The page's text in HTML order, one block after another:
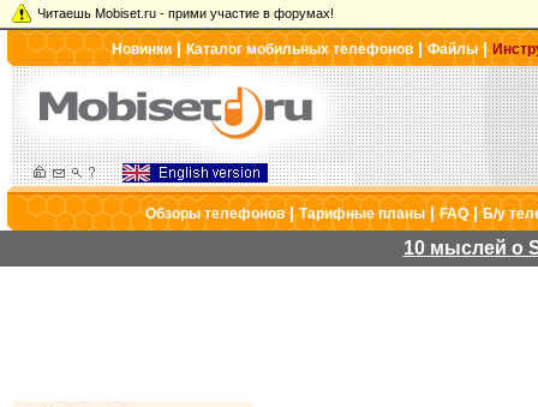
Читаешь Mobiset.ru - прими участие в форумах!
Новинки|Каталог мобильных телефонов |Файлы|
Обзоры телефонов|Тарифные планы|FAQ|Б/у
10 мыслей о